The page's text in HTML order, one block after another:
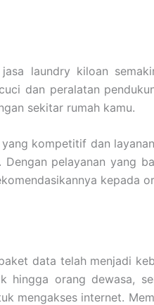
laundry kiloan
dan peralatan
sekitar rumah kamu.
kompetitif dan
pelayanan yang
kepada
data telah menjadi
hingga orang dewasa,
mengakses internet.